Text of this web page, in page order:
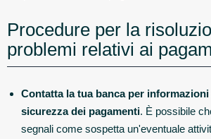
Procedure per la
problemi relativi ai
Contatta la tua banca per
sicurezza dei pagamenti. È possibile
segnali come sospetta un'eventuale